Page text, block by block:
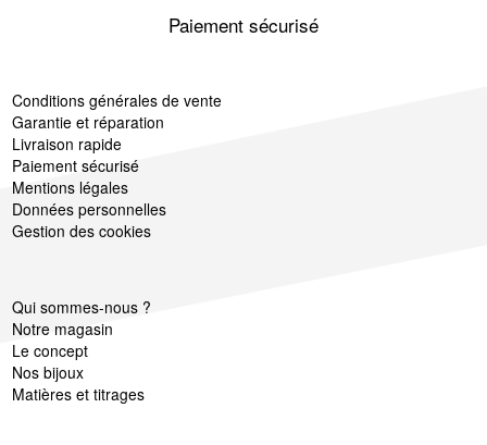
Paiement sécurisé
Conditions générales de vente
Garantie et réparation
Livraison rapide
Paiement sécurisé
Mentions légales
Données personnelles
Gestion des cookies
Qui sommes-nous ?
Notre magasin
Le concept
Nos bijoux
Matières et titrages